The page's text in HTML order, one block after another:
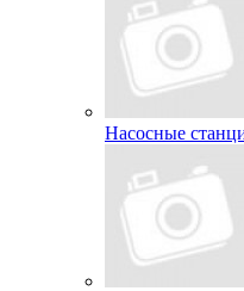
Насосные